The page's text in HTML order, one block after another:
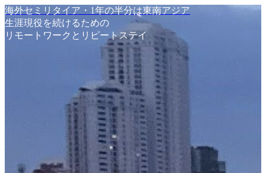
海外セミリタイア・1年の半分は東南アジア
生涯現役を続けるための
リモートワークとリピートステイ